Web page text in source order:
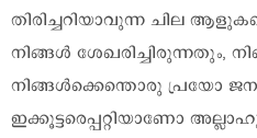
തിരിച്ചറിയാവുന്ന ചില
നിങ്ങൾ ശേഖരിച്ചിരുന്നതും,
നിങ്ങൾക്കെന്തൊരു പ്രയോ
ഇക്കൂട്ടരെപ്പറ്റിയാണോ